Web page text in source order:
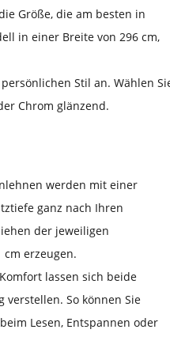
Größe, die am besten in
in einer Breite von 296 cm,
Stil an. Wählen
Chrom glänzend.
werden mit einer
ganz nach Ihren
der jeweiligen
cm erzeugen.
lassen sich beide
So können Sie
Lesen, Entspannen oder